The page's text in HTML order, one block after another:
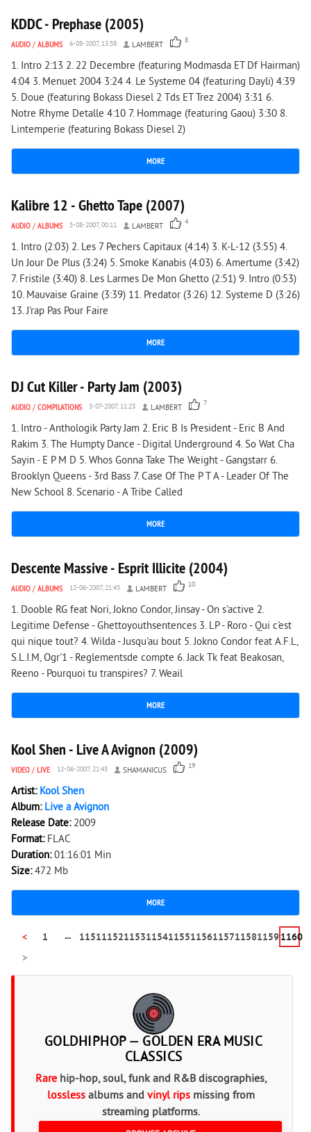
KDDC - Prephase (2005)
AUDIO / ALBUMS 6-08-2007, 13:58 LAMBERT 8
1. Intro 2:13 2. 22 Decembre (featuring Modmasda ET Df Hairman)
4:04 3. Menuet 2004 3:24 4. Le Systeme 04 (featuring Dayli) 4:39
5. Doue (featuring Bokass Diesel 2 Tds ET Trez 2004) 3:31 6.
Notre Rhyme Detalle 4:10 7. Hommage (featuring Gaou) 3:30 8.
Lintemperie (featuring Bokass Diesel 2)
MORE
3 617 0
Kalibre 12 - Ghetto Tape (2007)
AUDIO / ALBUMS 5-08-2007, 00:11 LAMBERT 4
1. Intro (2:03) 2. Les 7 Pechers Capitaux (4:14) 3. K-L-12 (3:55) 4.
Un Jour De Plus (3:24) 5. Smoke Kanabis (4:03) 6. Amertume (3:42)
7. Fristile (3:40) 8. Les Larmes De Mon Ghetto (2:51) 9. Intro (0:53)
10. Mauvaise Graine (3:39) 11. Predator (3:26) 12. Systeme D (3:26)
13. J'rap Pas Pour Faire
MORE
7 210 0
DJ Cut Killer - Party Jam (2003)
AUDIO / COMPILATIONS 3-07-2007, 11:23 LAMBERT 7
1. Intro - Anthologik Party Jam 2. Eric B Is President - Eric B And
Rakim 3. The Humpty Dance - Digital Underground 4. So Wat Cha
Sayin - E P M D 5. Whos Gonna Take The Weight - Gangstarr 6.
Brooklyn Queens - 3rd Bass 7. Case Of The P T A - Leader Of The
New School 8. Scenario - A Tribe Called
MORE
4 595 0
Descente Massive - Esprit Illicite (2004)
AUDIO / ALBUMS 12-06-2007, 21:45 LAMBERT 10
1. Dooble RG feat Nori, Jokno Condor, Jinsay - On s'active 2.
Legitime Defense - Ghettoyouthsentences 3. LP - Roro - Qui c'est
qui nique tout? 4. Wilda - Jusqu'au bout 5. Jokno Condor feat A.F.L,
S.L.I.M, Ogr'1 - Reglementsde compte 6. Jack Tk feat Beakosan,
Reeno - Pourquoi tu transpires? 7. Weail
MORE
1 239 0
Kool Shen - Live A Avignon (2009)
VIDEO / LIVE 12-06-2007, 21:45 SHAMANICUS 19
Artist: Kool Shen
Album: Live a Avignon
Release Date: 2009
Format: FLAC
Duration:01:16:01 Min
Size:472 Mb
MORE
< 1 ... 1151115211531154115511561157115811591160
>
GOLDHIPHOP — GOLDEN ERA MUSIC
CLASSICS
Rarehip-hop, soul, funk and R&B discographies,
lossless albums and vinyl rips missing from
streaming platforms.